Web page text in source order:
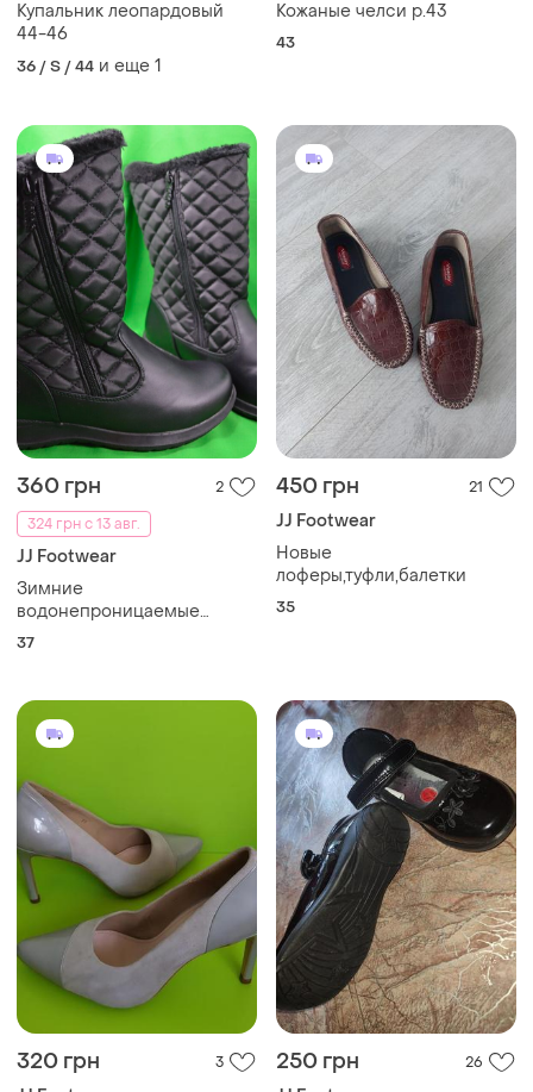
Купальник леопардовый
44-46
36 / S / 44 и еще 1
Кожаные челси р.43
43
360 грн
2
324 грн с 13 авг.
JJ Footwear
Зимние
водонепроницаемые
сапоги р.37
37
450 грн 21
JJ Footwear
Новые
лоферы,туфли,балетки
35
320 грн 3 250 грн 26